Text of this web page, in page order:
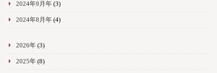
2024年9月年(3)
2024年8月年(4)
2026年(3)
2025年(8)